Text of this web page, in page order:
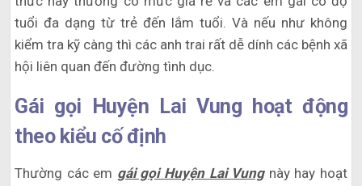
tuổi đa dạng từ trẻ đến lắm tuổi. Và nếu như không
kiểm tra kỹ càng thì các anh trai rất dễ dính các bệnh xã
hội liên quan đến đường tình dục.
Gái gọi Huyện Lai Vung hoạt động
theo kiểu cố định
Thường các em gái gọi Huyện Lai Vungnày hay hoạt